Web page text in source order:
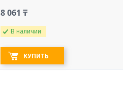
8 061 ₸
В наличии
КУПИТЬ